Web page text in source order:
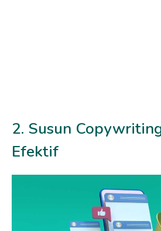
2. Susun
Efektif